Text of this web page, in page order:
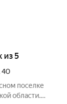
из 5
40
поселке
области.